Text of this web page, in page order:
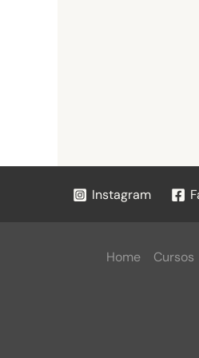
Instagram
Home Cursos